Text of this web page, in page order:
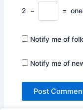
2 − = one
Notify me of
Notify me of